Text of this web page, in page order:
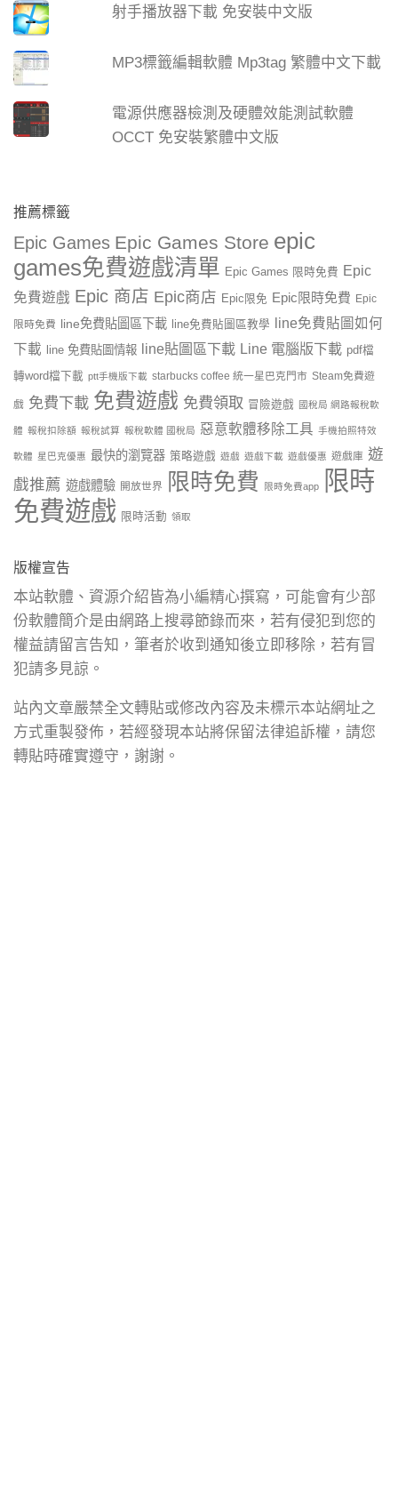
射手播放器下載 免安裝中文版
MP3標籤編輯軟體 Mp3tag 繁體中文下載
電源供應器檢測及硬體效能測試軟體
OCCT 免安裝繁體中文版
推薦標籤
Epic Games Epic Games Store epic
games免費遊戲清單 Epic Games 限時免費 Epic
免費遊戲 Epic 商店 Epic商店 Epic限免 Epic限時免費 Epic
限時免費 line免費貼圖區下載 line免費貼圖區教學
line免費貼圖如何
下載
line 免費貼圖情報 line貼圖區下載 Line 電腦版下載 pdf檔
轉word檔下載 ptt手機版下載 starbucks coffee 統一星巴克門市 Steam免費遊
戲 免費下載 免費遊戲 免費領取 冒險遊戲 國稅局 網路報稅軟
體 報稅扣除額 報稅試算 報稅軟體 國稅局 惡意軟體移除工具 手機拍照特效
軟體 星巴克優惠 最快的瀏覽器 策略遊戲 遊戲 遊戲下載 遊戲優惠 遊戲庫 遊
戲推薦 遊戲體驗 開放世界 限時免費 限時免費app
限時
免費遊戲 限時活動 領取
版權宣告
本站軟體、資源介紹皆為小編精心撰寫，可能會有少部
份軟體簡介是由網路上搜尋節錄而來，若有侵犯到您的
權益請留言告知，筆者於收到通知後立即移除，若有冒
犯請多見諒。
站內文章嚴禁全文轉貼或修改內容及未標示本站網址之
方式重製發佈，若經發現本站將保留法律追訴權，請您
轉貼時確實遵守，謝謝。